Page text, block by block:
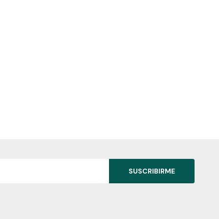
SUSCRIBIRME